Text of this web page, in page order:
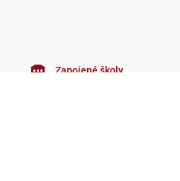
Zapojené školy